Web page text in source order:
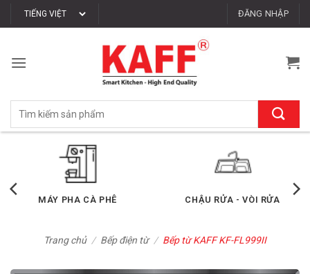
qua
dung
ĐĂNG NHẬP
Tìm
MÁY PHA CÀ PHÊ CHẬU RỬA - VÒI RỬA
Trang chủ / Bếp điện từ / Bếp từ KAFF KF-FL999II